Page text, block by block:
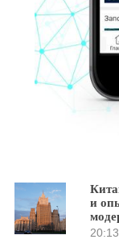
и
20:13